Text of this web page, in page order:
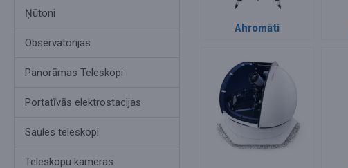
Ņūtoni
Observatorijas
Panorāmas Teleskopi
Portatīvās elektrostacijas
Saules teleskopi
Teleskopu kameras
Ahromāti